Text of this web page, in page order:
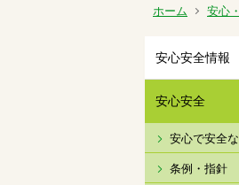
ホーム 安心
安心安全情報
安心安全
安心で安全
条例・指針